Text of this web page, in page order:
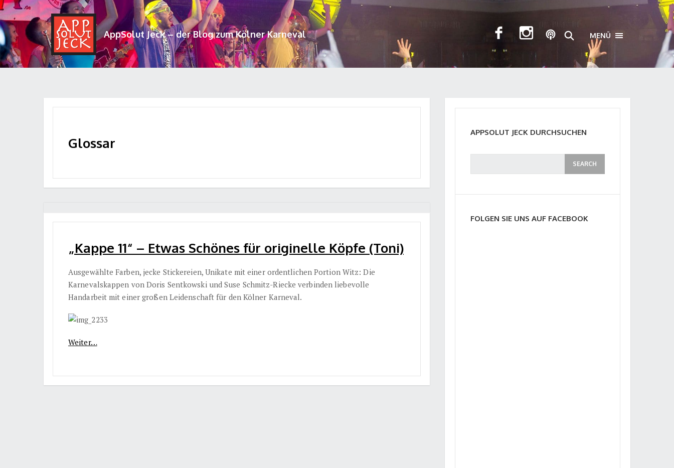
AppSolut Jeck – der Blog zum Kölner Karneval MENÜ TOGGLE
Glossar
„Kappe 11“ – Etwas Schönes für originelle Köpfe (Toni)
Ausgewählte Farben, jecke Stickereien, Unikate mit einer ordentlichen Portion Witz: Die
Karnevalskappen von Doris Sentkowski und Suse Schmitz-Riecke verbinden liebevolle
Handarbeit mit einer großen Leidenschaft für den Kölner Karneval.
Weiter…
APPSOLUT JECK DURCHSUCHEN
FOLGEN SIE UNS AUF FACEBOOK